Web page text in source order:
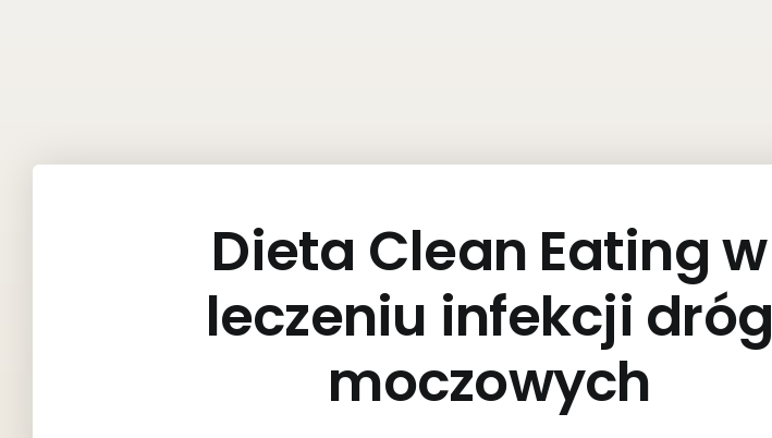
Dieta Clean Eating w
leczeniu infekcji dróg
moczowych